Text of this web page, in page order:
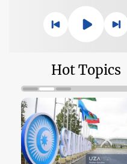
Hot Topics